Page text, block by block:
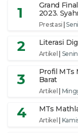
1
Grand
2023.
Prestasi |
2 Literasi
Artikel
3
Profil MTs
Barat
Artikel
4 MTs
Artikel